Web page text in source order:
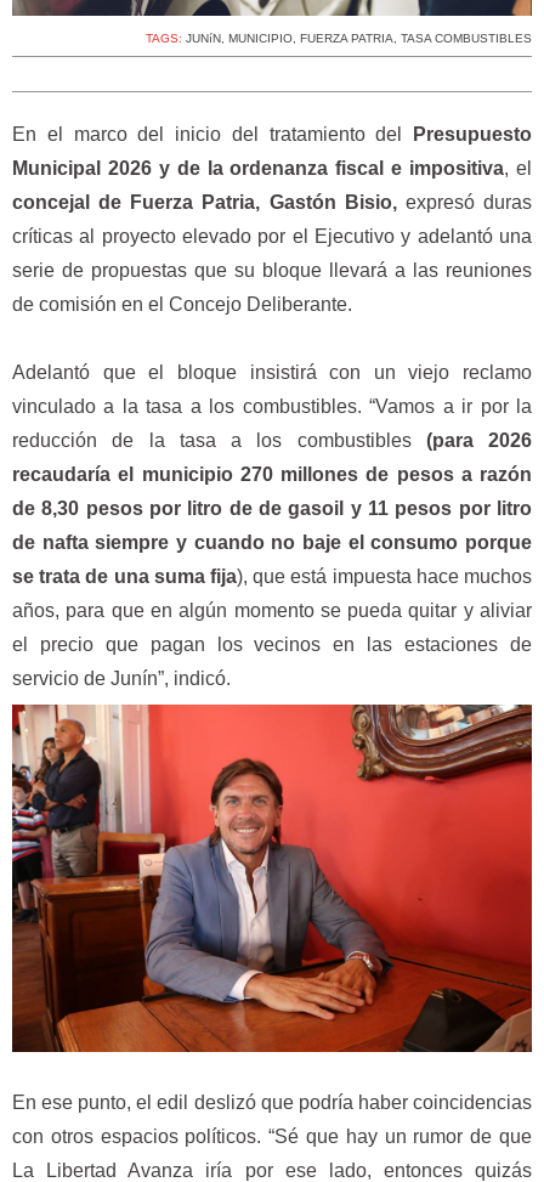
TAGS: JUNíN, MUNICIPIO, FUERZA PATRIA, TASA COMBUSTIBLES
En el marco del inicio del tratamiento del
Presupuesto
Municipal 2026 y de la ordenanza fiscal e impositiva, el
concejal de Fuerza Patria, Gastón Bisio,expresó duras
críticas al proyecto elevado por el Ejecutivo y adelantó una
serie de propuestas que su bloque llevará a las reuniones
de comisión en el Concejo Deliberante.
Adelantó que el bloque insistirá con un viejo reclamo
vinculado a la tasa a los combustibles. “Vamos a ir por la
reducción de la tasa a los combustibles (para 2026
recaudaría el municipio 270 millones de pesos a razón
de 8,30 pesos por litro de de gasoil y 11 pesos por litro
de nafta siempre y cuando no baje el consumo porque
se trata de una suma fija), que está impuesta hace muchos
años, para que en algún momento se pueda quitar y aliviar
el precio que pagan los vecinos en las estaciones de
servicio de Junín”, indicó.
En ese punto, el edil deslizó que podría haber coincidencias
con otros espacios políticos. “Sé que hay un rumor de que
La Libertad Avanza iría por ese lado, entonces quizás